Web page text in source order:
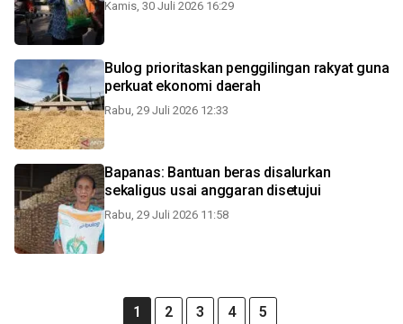
Kamis, 30 Juli 2026 16:29
Bulog prioritaskan penggilingan rakyat guna
perkuat ekonomi daerah
Rabu, 29 Juli 2026 12:33
Bapanas: Bantuan beras disalurkan
sekaligus usai anggaran disetujui
Rabu, 29 Juli 2026 11:58
1 2 3 4 5